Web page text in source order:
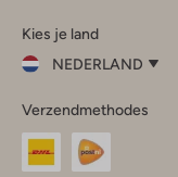
InstagramFacebook
Kies je land
NEDERLAND
je
land
Nederland
Verzendmethodes